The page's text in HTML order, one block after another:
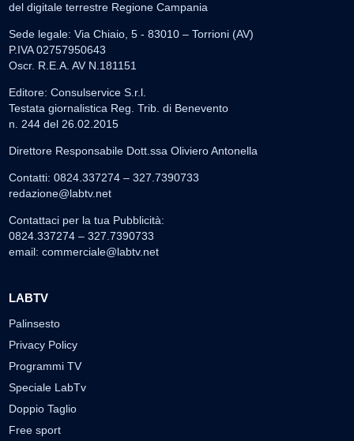
del digitale terrestre Regione Campania
Sede legale: Via Chiaio, 5 - 83010 – Torrioni (AV)
P.IVA 02757950643
Oscr. R.E.A. AV N.181151
Editore: Consulservice S.r.l.
Testata giornalistica Reg. Trib. di Benevento
n. 244 del 26.02.2015
Direttore Responsabile Dott.ssa Oliviero Antonella
Contatti: 0824.337274 – 327.7390733
redazione@labtv.net
Contattaci per la tua Pubblicità:
0824.337274 – 327.7390733
email: commerciale@labtv.net
LABTV
Palinsesto
Privacy Policy
Programmi TV
Speciale LabTv
Doppio Taglio
Free sport